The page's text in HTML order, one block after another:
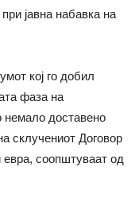
јавна набавка на
кој го добил
фаза на
немало доставено
склучениот Договор
евра, соопштуваат од